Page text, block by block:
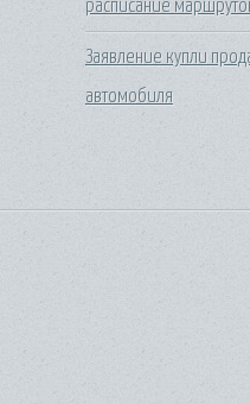
расписание
Заявление купли
автомобиля